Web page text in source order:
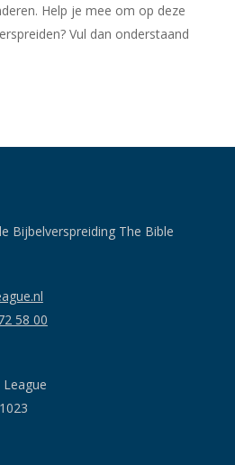
Help je mee om op deze
Vul dan onderstaand
Bijbelverspreiding The Bible
58 00
League